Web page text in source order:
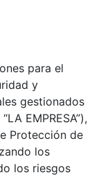
para el
y
gestionados
EMPRESA”),
Protección de
los
los riesgos